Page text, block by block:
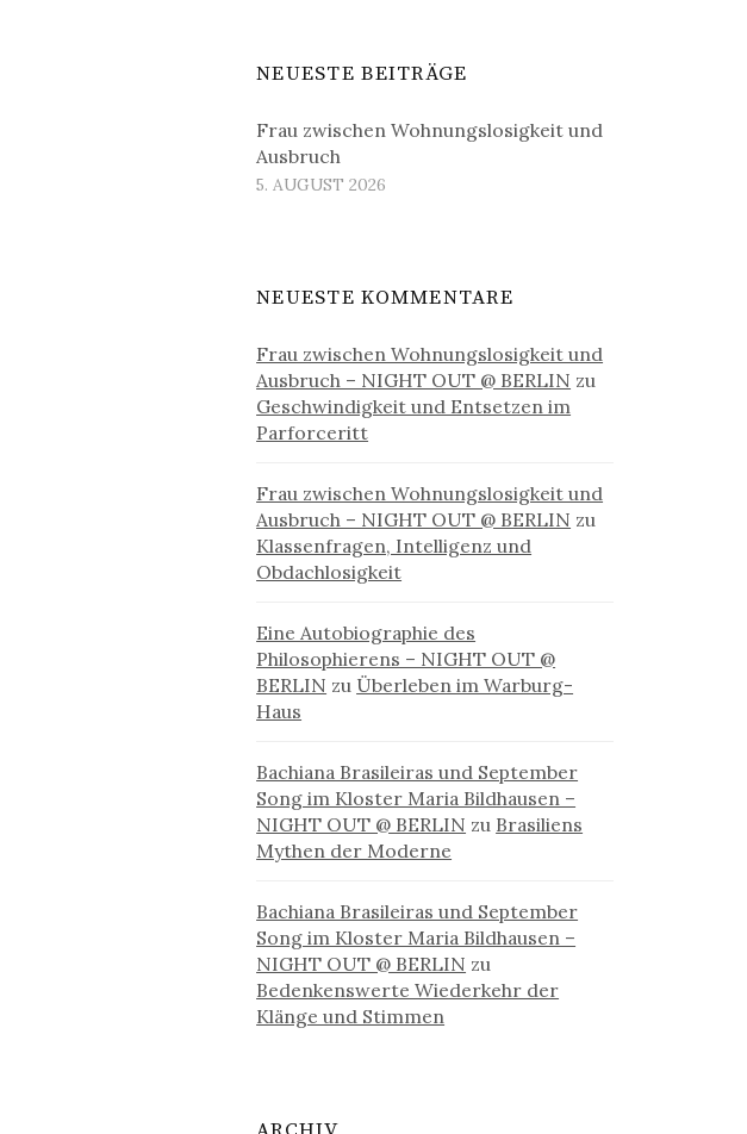
NEUESTE BEITRÄGE
Frau zwischen Wohnungslosigkeit und
Ausbruch
5. AUGUST 2026
NEUESTE KOMMENTARE
Frau zwischen Wohnungslosigkeit und
Ausbruch – NIGHT OUT @ BERLIN zu
Geschwindigkeit und Entsetzen im
Parforceritt
Frau zwischen Wohnungslosigkeit und
Ausbruch – NIGHT OUT @ BERLIN zu
Klassenfragen, Intelligenz und
Obdachlosigkeit
Eine Autobiographie des
Philosophierens – NIGHT OUT @
BERLIN zu Überleben im Warburg-
Haus
Bachiana Brasileiras und September
Song im Kloster Maria Bildhausen –
NIGHT OUT @ BERLIN zu Brasiliens
Mythen der Moderne
Bachiana Brasileiras und September
Song im Kloster Maria Bildhausen –
NIGHT OUT @ BERLIN zu
Bedenkenswerte Wiederkehr der
Klänge und Stimmen